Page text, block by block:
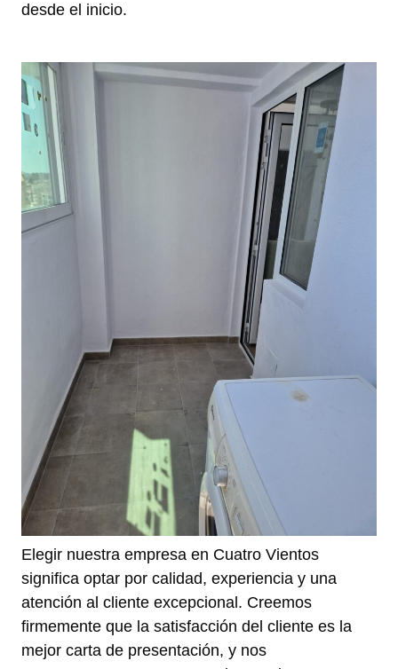
desde el inicio.
Elegir nuestra empresa en Cuatro Vientos
significa optar por calidad, experiencia y una
atención al cliente excepcional. Creemos
firmemente que la satisfacción del cliente es la
mejor carta de presentación, y nos